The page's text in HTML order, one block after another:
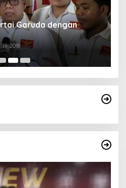
Garuda dengan
2018